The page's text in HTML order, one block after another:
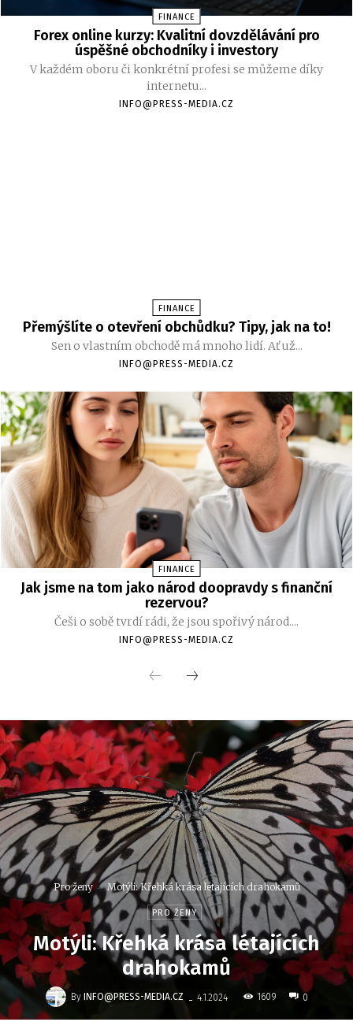
FINANCE
Forex online kurzy: Kvalitní dovzdělávání pro
úspěšné obchodníky i investory
V každém oboru či konkrétní profesi se můžeme díky
internetu...
INFO@PRESS-MEDIA.CZ
FINANCE
Přemýšlíte o otevření obchůdku? Tipy, jak na to!
Sen o vlastním obchodě má mnoho lidí. Ať už...
INFO@PRESS-MEDIA.CZ
FINANCE
Jak jsme na tom jako národ doopravdy s finanční
rezervou?
Češi o sobě tvrdí rádi, že jsou spořivý národ....
INFO@PRESS-MEDIA.CZ